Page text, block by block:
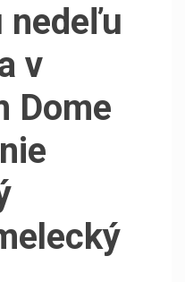
nedeľu
v
Dome